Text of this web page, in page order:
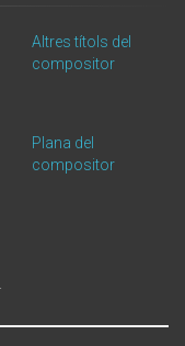
Altres títols del
compositor
Plana del
compositor